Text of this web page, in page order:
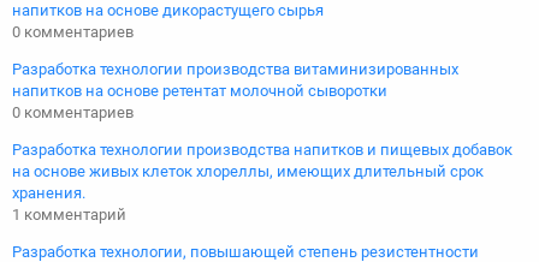
напитков на основе дикорастущего сырья
0 комментариев
Разработка технологии производства витаминизированных
напитков на основе ретентат молочной сыворотки
0 комментариев
Разработка технологии производства напитков и пищевых добавок
на основе живых клеток хлореллы, имеющих длительный срок
хранения.
1 комментарий
Разработка технологии, повышающей степень резистентности